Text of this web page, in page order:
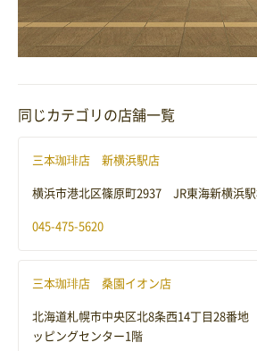
同じカテゴリの店舗一覧
三本珈琲店 新横浜駅店
横浜市港北区篠原町2937 JR東海新横浜駅
045-475-5620
三本珈琲店 桑園イオン店
北海道札幌市中央区北8条西14丁目28番
ッピングセンター1階